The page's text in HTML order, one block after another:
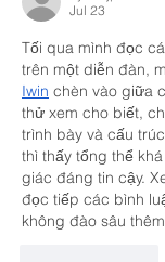
Jul 23
Tối qua mình đọc
trên một diễn đàn,
Iwin chèn vào giữa
thử xem cho biết,
trình bày và cấu
thì thấy tổng thể
giác đáng tin cậy.
đọc tiếp các bình
không đào sâu thêm